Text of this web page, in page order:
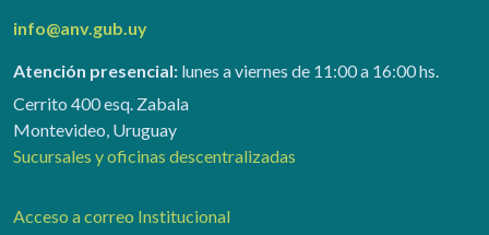
info@anv.gub.uy
Atención presencial: lunes a viernes de 11:00 a 16:00 hs.
Cerrito 400 esq. Zabala
Montevideo, Uruguay
Sucursales y oficinas descentralizadas
Acceso a correo Institucional